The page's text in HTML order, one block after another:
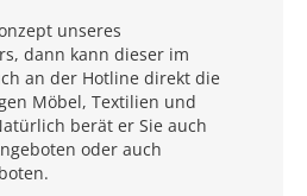
unseres
dann kann dieser im
an der Hotline direkt die
Möbel, Textilien und
berät er Sie auch
oder auch